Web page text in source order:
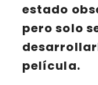
estado
pero solo
película.